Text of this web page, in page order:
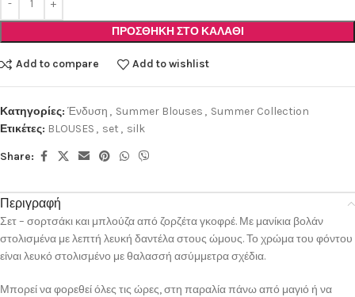
ΠΡΟΣΘΉΚΗ ΣΤΟ ΚΑΛΆΘΙ
Add to compare Add to wishlist
Κατηγορίες: Ένδυση , Summer Blouses , Summer Collection
Ετικέτες: BLOUSES , set , silk
Share:
Περιγραφή
Σετ – σορτσάκι και μπλούζα από ζορζέτα γκοφρέ. Με μανίκια βολάν
στολισμένα με λεπτή λευκή δαντέλα στους ώμους. Το χρώμα του φόντου
είναι λευκό στολισμένο με θαλασσή ασύμμετρα σχέδια.
Μπορεί να φορεθεί όλες τις ώρες, στη παραλία πάνω από μαγιό ή να